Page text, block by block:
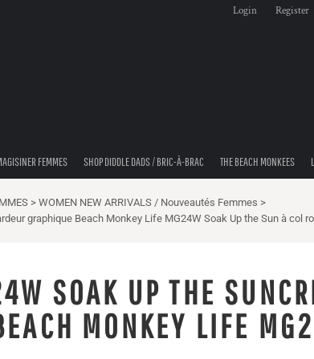
Login Register
FEMMES SHOP DIDDLE DADS / BRIC-À-BRAC THE BEACH MONKEES
> WOMEN NEW ARRIVALS / Nouveautés Femmes >
graphique Beach Monkey Life MG24W Soak Up the Sun à col
SOAK UP THE
MONKEY LIFE